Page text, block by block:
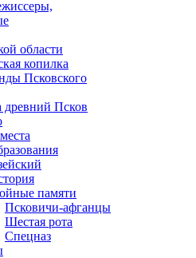
области
копилка
Псковского
Псков
памяти
Псковичи-афганцы
Шестая рота
Спецназ